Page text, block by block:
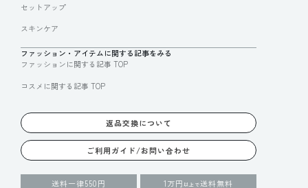
セットアップ
スキンケア
ファッション・アイテムに関する記事をみる
ファッションに関する記事 TOP
コスメに関する記事 TOP
返品交換について
ご利用ガイド/お問い合わせ
送料一律550円 1万円 以上で送料無料